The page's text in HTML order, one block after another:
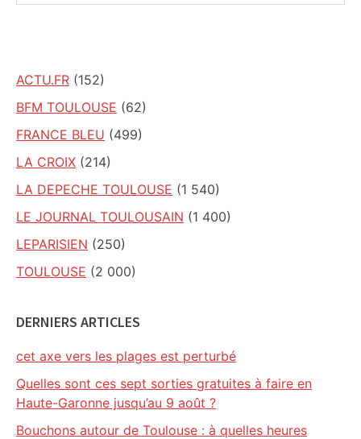
ACTU.FR (152)
BFM TOULOUSE (62)
FRANCE BLEU (499)
LA CROIX (214)
LA DEPECHE TOULOUSE (1 540)
LE JOURNAL TOULOUSAIN (1 400)
LEPARISIEN (250)
TOULOUSE (2 000)
DERNIERS ARTICLES
cet axe vers les plages est perturbé
Quelles sont ces sept sorties gratuites à faire en
Haute-Garonne jusqu’au 9 août ?
Bouchons autour de Toulouse : à quelles heures